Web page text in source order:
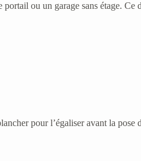
ou un garage sans étage. Ce
pour l’égaliser avant la pose